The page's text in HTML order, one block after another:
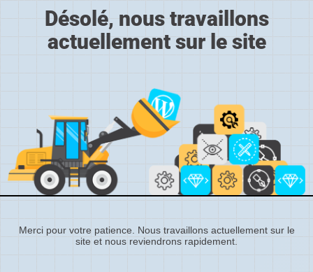
Désolé, nous travaillons
actuellement sur le site
Merci pour votre patience. Nous travaillons actuellement sur le
site et nous reviendrons rapidement.